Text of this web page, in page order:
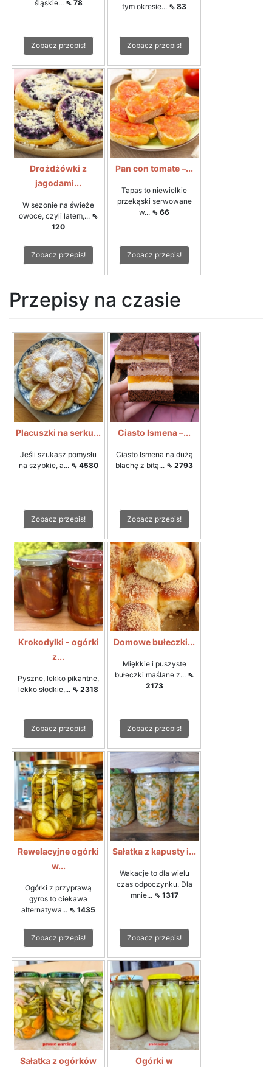
śląskie... ⇖ 78
Zobacz przepis!
tym okresie... ⇖ 83
Zobacz przepis!
Drożdżówki z
jagodami...
W sezonie na świeże
owoce, czyli latem,... ⇖
120
Zobacz przepis!
Pan con tomate –...
Tapas to niewielkie
przekąski serwowane
w... ⇖ 66
Zobacz przepis!
Przepisy na czasie
Placuszki na serku...
Jeśli szukasz pomysłu
na szybkie, a... ⇖ 4580
Zobacz przepis!
Ciasto Ismena –...
Ciasto Ismena na dużą
blachę z bitą... ⇖ 2793
Zobacz przepis!
Krokodylki - ogórki
z...
Pyszne, lekko pikantne,
lekko słodkie,... ⇖ 2318
Zobacz przepis!
Domowe bułeczki...
Miękkie i puszyste
bułeczki maślane z... ⇖
2173
Zobacz przepis!
Rewelacyjne ogórki
w...
Ogórki z przyprawą
gyros to ciekawa
alternatywa... ⇖ 1435
Zobacz przepis!
Sałatka z kapusty i...
Wakacje to dla wielu
czas odpoczynku. Dla
mnie... ⇖ 1317
Zobacz przepis!
Sałatka z ogórków
Ogórki w